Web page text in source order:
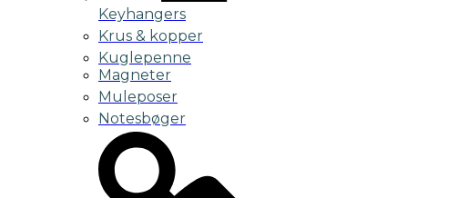
Keyhangers
Krus & kopper
Kuglepenne
Magneter
Muleposer
Notesbøger